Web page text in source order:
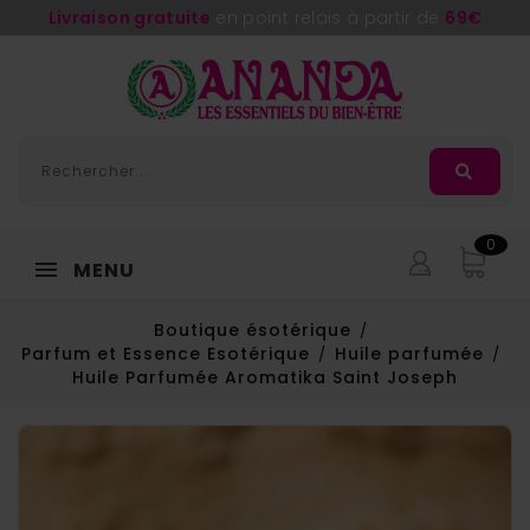
Livraison gratuite 69€
MENU
0
Boutique ésotérique
Parfum et Essence Esotérique
Huile parfumée
Huile Parfumée Aromatika Saint Joseph